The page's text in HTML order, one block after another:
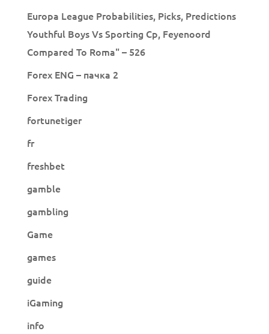
Europa League Probabilities, Picks, Predictions
Youthful Boys Vs Sporting Cp, Feyenoord
Compared To Roma" – 526
Forex ENG – пачка 2
Forex Trading
fortunetiger
fr
freshbet
gamble
gambling
Game
games
guide
iGaming
info